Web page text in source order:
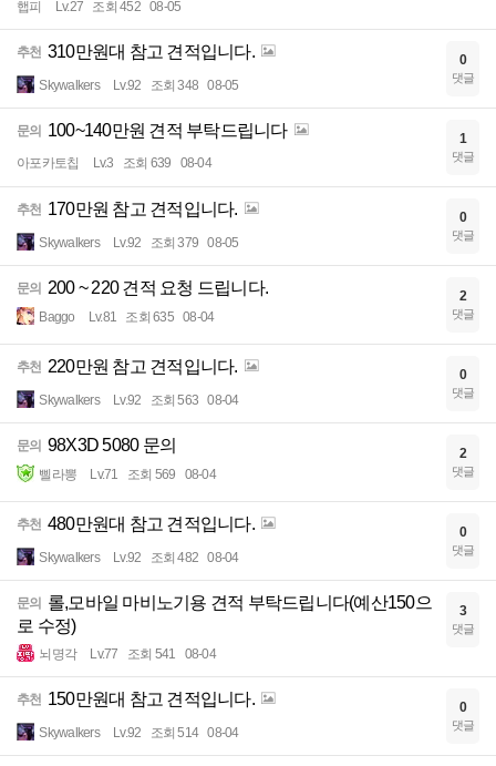
햅피 Lv.27 조회 452 08-05
추천 310만원대 참고 견적입니다.
Skywalkers Lv.92 조회 348 08-05
0
댓글
문의 100~140만원 견적 부탁드립니다
아포카토칩 Lv.3 조회 639 08-04
1
댓글
추천 170만원 참고 견적입니다.
Skywalkers Lv.92 조회 379 08-05
0
댓글
문의 200 ~ 220 견적 요청 드립니다.
Baggo Lv.81 조회 635 08-04
2
댓글
추천 220만원 참고 견적입니다.
Skywalkers Lv.92 조회 563 08-04
0
댓글
문의 98X3D 5080 문의
삘라뽕 Lv.71 조회 569 08-04
2
댓글
추천 480만원대 참고 견적입니다.
Skywalkers Lv.92 조회 482 08-04
0
댓글
문의 롤,모바일 마비노기용 견적 부탁드립니다(예산150으
로 수정)
뇌명각 Lv.77 조회 541 08-04
3
댓글
추천 150만원대 참고 견적입니다.
Skywalkers Lv.92 조회 514 08-04
0
댓글